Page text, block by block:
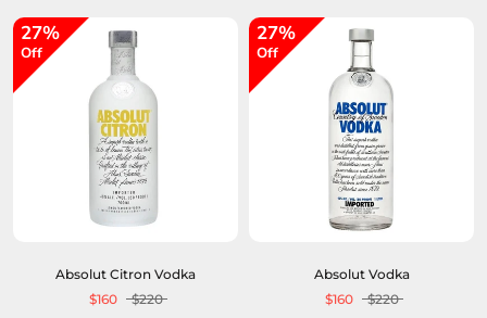
27%
Off
Absolut Citron Vodka
$160
$220
27%
Off
Absolut Vodka
$160
$220